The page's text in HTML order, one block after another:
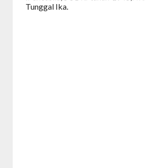
Tunggal Ika.